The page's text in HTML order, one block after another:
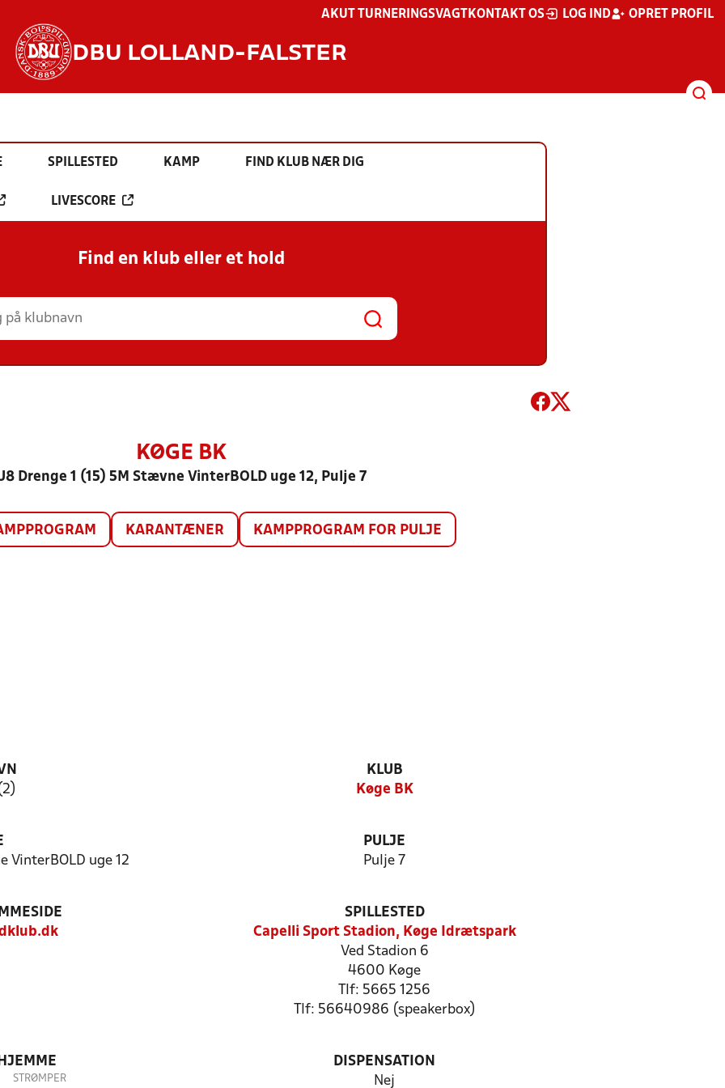
AKUT TURNERINGSVAGT KONTAKT OS LOG IND OPRET PROFIL
DBU LOLLAND-FALSTER
SPILLESTED KAMP FIND KLUB NÆR DIG
LIVESCORE
Find en klub eller et hold
KØGE BK
Drenge 1 (15) 5M Stævne VinterBOLD uge 12, Pulje 7
KARANTÆNER KAMPPROGRAM FOR PULJE
KLUB
Køge BK
VinterBOLD uge 12
PULJE
Pulje 7
SPILLESTED
Capelli Sport Stadion, Køge Idrætspark
Ved Stadion 6
4600 Køge
Tlf: 5665 1256
Tlf: 56640986 (speakerbox)
STRØMPER
DISPENSATION
Nej